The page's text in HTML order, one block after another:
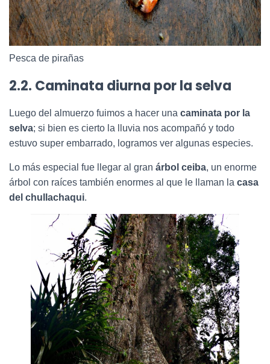
Pesca de pirañas
2.2. Caminata diurna por la selva
Luego del almuerzo fuimos a hacer una caminata por la
selva; si bien es cierto la lluvia nos acompañó y todo
estuvo super embarrado, logramos ver algunas especies.
Lo más especial fue llegar al gran árbol ceiba, un enorme
árbol con raíces también enormes al que le llaman la casa
del chullachaqui.